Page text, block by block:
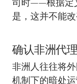
是，这并不能
确认非洲代
非洲人往往将
机制下的暗处